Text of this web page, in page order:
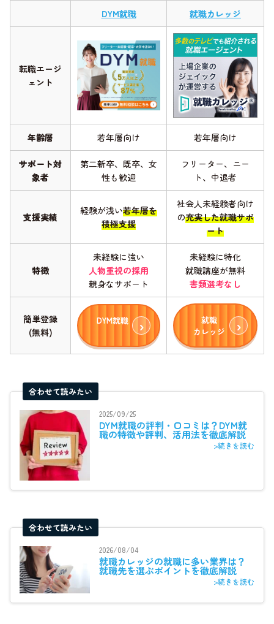
DYM就職 就職カレッジ
転職エージ
ェント
年齢層 若年層向け 若年層向け
サポート対
象者
第二新卒、既卒、女
性も歓迎
フリーター、ニー
ト、中退者
支援実績
経験が浅い若年層を
積極支援
社会人未経験者向け
の充実した就職サポ
ート
特徴
未経験に強い
人物重視の採用
親身なサポート
未経験に特化
就職講座が無料
書類選考なし
簡単登録
(無料)
DYM就職
就職
カレッジ
合わせて読みたい
2025/09/25
DYM就職の評判・口コミは？DYM就
職の特徴や評判、活用法を徹底解説
>続きを読む
合わせて読みたい
2026/08/04
就職カレッジの就職に多い業界は？
就職先を選ぶポイントを徹底解説
>続きを読む